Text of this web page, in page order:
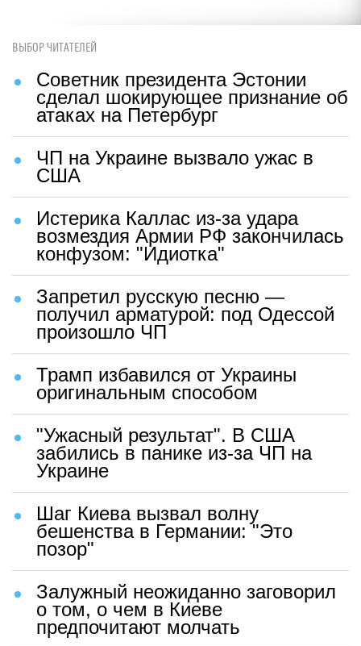
ВЫБОР ЧИТАТЕЛЕЙ
Советник президента Эстонии
сделал шокирующее признание об
атаках на Петербург
ЧП на Украине вызвало ужас в
США
Истерика Каллас из-за удара
возмездия Армии РФ закончилась
конфузом: "Идиотка"
Запретил русскую песню —
получил арматурой: под Одессой
произошло ЧП
Трамп избавился от Украины
оригинальным способом
"Ужасный результат". В США
забились в панике из-за ЧП на
Украине
Шаг Киева вызвал волну
бешенства в Германии: "Это
позор"
Залужный неожиданно заговорил
о том, о чем в Киеве
предпочитают молчать